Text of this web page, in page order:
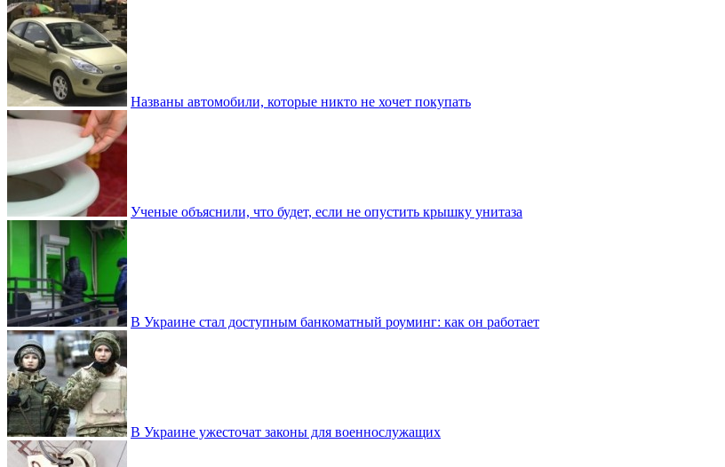
Названы автомобили, которые никто не хочет покупать
Ученые объяснили, что будет, если не опустить крышку унитаза
В Украине стал доступным банкоматный роуминг: как он работает
В Украине ужесточат законы для военнослужащих